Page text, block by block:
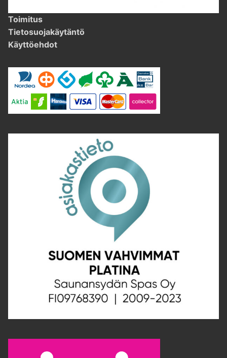
Toimitus
Tietosuojakäytäntö
Käyttöehdot